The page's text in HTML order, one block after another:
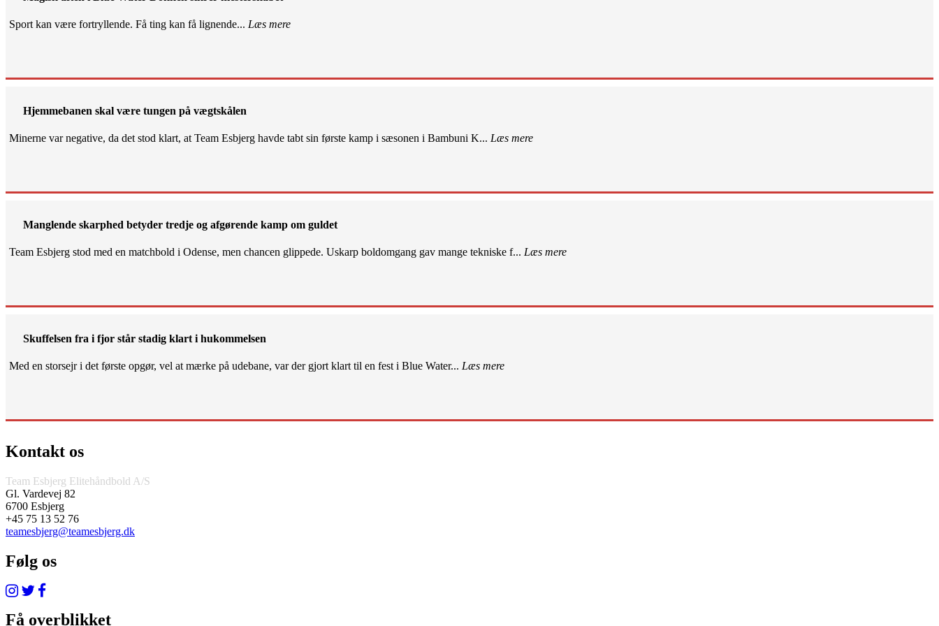
Sport kan være fortryllende. Få ting kan få lignende... Læs mere
Hjemmebanen skal være tungen på vægtskålen
Minerne var negative, da det stod klart, at Team Esbjerg havde tabt sin første kamp i sæsonen i Bambuni K... Læs mere
Manglende skarphed betyder tredje og afgørende kamp om guldet
Team Esbjerg stod med en matchbold i Odense, men chancen glippede. Uskarp boldomgang gav mange tekniske f... Læs mere
Skuffelsen fra i fjor står stadig klart i hukommelsen
Med en storsejr i det første opgør, vel at mærke på udebane, var der gjort klart til en fest i Blue Water... Læs mere
Kontakt os
Team Esbjerg Elitehåndbold A/S
Gl. Vardevej 82
6700 Esbjerg
+45 75 13 52 76
teamesbjerg@teamesbjerg.dk
Følg os
Få overblikket